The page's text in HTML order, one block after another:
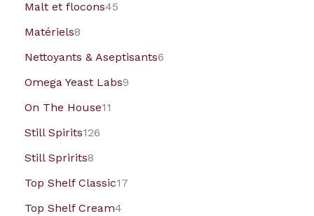
Malt et flocons45
Matériels8
Nettoyants & Aseptisants6
Omega Yeast Labs9
On The House11
Still Spirits126
Still Spririts8
Top Shelf Classic17
Top Shelf Cream4